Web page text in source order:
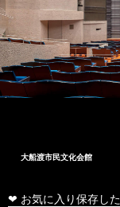
大船渡市民文化会館
❤ お気に入り保存し